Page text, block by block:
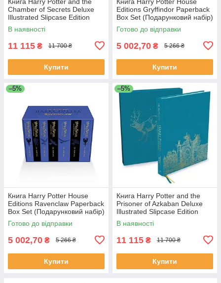
Chamber of Secrets Deluxe
Illustrated Slipcase Edition
художня література
В наявності
11 115 ₴ 11 700 ₴
Купити
Editions Gryffindor Paperback
Box Set (Подарунковий набір)
Готово до відправки
5 002,70 ₴ 5 266 ₴
Купити
–5%
Книга Harry Potter House
Editions Ravenclaw Paperback
Box Set (Подарунковий набір)
Готово до відправки
5 002,70 ₴ 5 266 ₴
Купити
–5%
Книга Harry Potter and the
Prisoner of Azkaban Deluxe
Illustrated Slipcase Edition
художня література
В наявності
11 115 ₴ 11 700 ₴
Купити